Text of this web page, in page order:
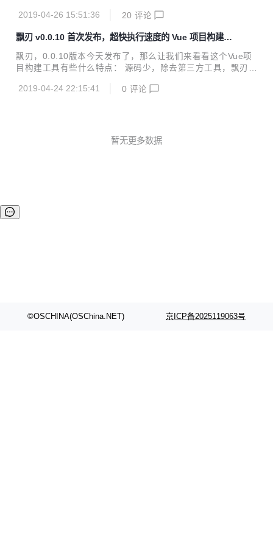
版 i5 8G 64位 联通4G热点 30多个组件的小型 Vue 项目 飘刃
487 689 安装命令 npm i -g piaoren npm i -g @vue/cli 安装
时间 18s 1m 42s 支持编码 Pug Sass ES6+ Pug Sass Less
Styl...
2019-04-26 15:51:36 20 评论
飘刃 v0.0.10 首次发布，超快执行速度的 Vue 项目构建工
具
飘刃，0.0.10版本今天发布了，那么让我们来看看这个Vue项
目构建工具有些什么特点： 源码少，除去第三方工具，飘刃所
发过程中无需 babel 转译，飘刃只转 import/export ，其余直
组件对应的文件位置 体积小，生产代码使用 rollup 打包，摇
2019-04-24 22:15:41 0 评论
暂无更多数据
©OSCHINA(OSChina.NET) 京ICP备2025119063号